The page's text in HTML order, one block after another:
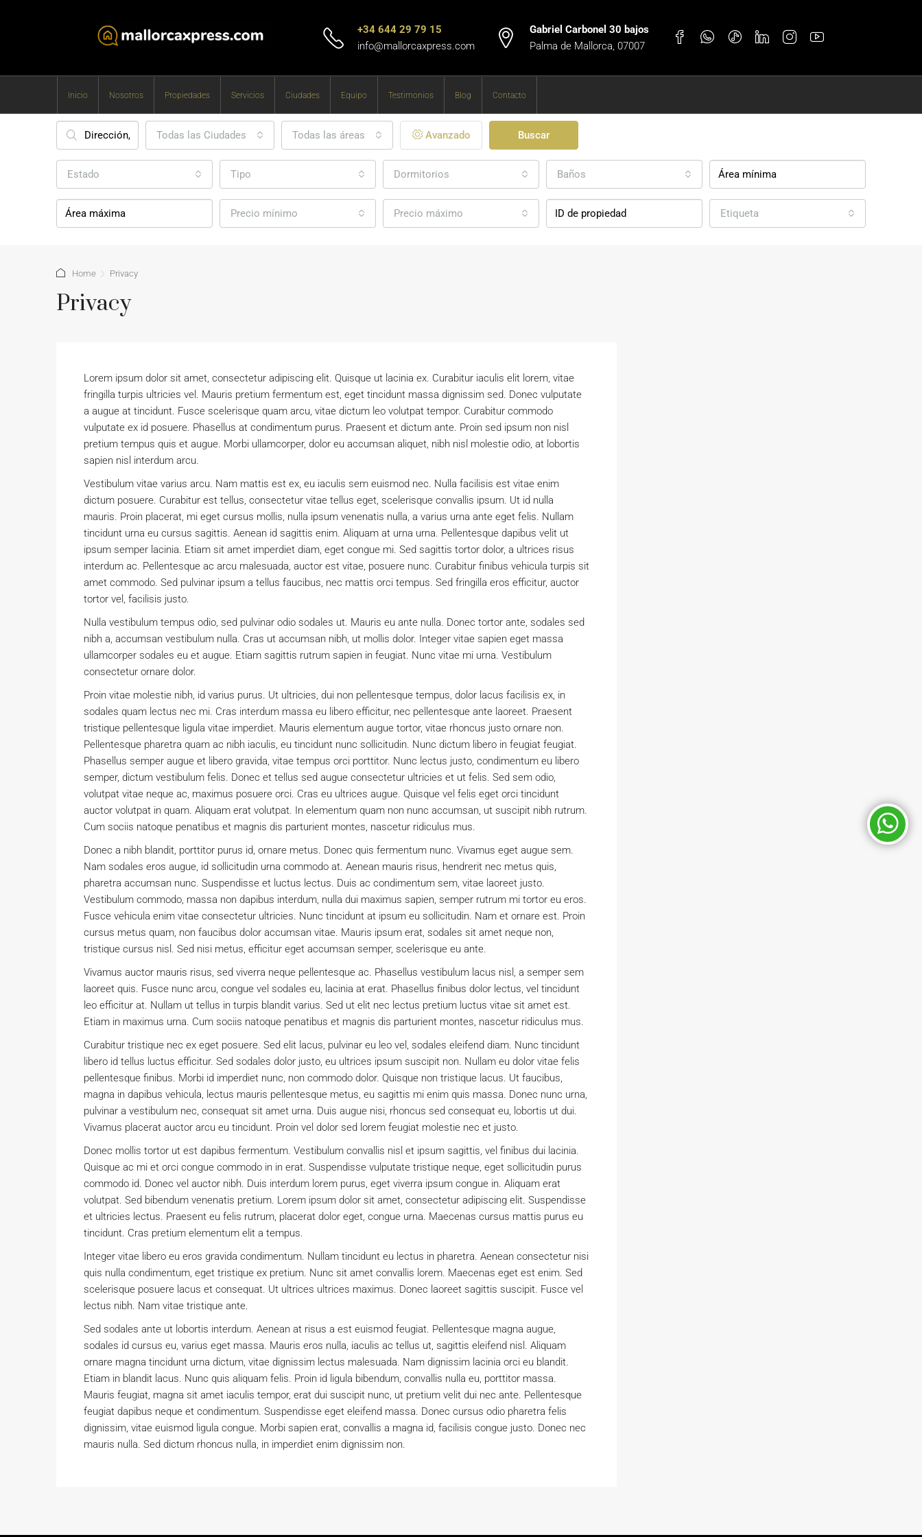
+34 644 29 79 15
info@mallorcaxpress.com
Gabriel Carbonel 30 bajos
Palma de Mallorca, 07007
Inicio Nosotros Propiedades Servicios Ciudades Equipo Testimonios Blog Contacto
Todas las Ciudades Todas las áreas Avanzado Buscar
Estado Tipo Dormitorios Baños
Precio mínimo Precio máximo Etiqueta
Home Privacy
Privacy
Lorem ipsum dolor sit amet, consectetur adipiscing elit. Quisque ut lacinia ex. Curabitur iaculis elit lorem, vitae
fringilla turpis ultricies vel. Mauris pretium fermentum est, eget tincidunt massa dignissim sed. Donec vulputate
a augue at tincidunt. Fusce scelerisque quam arcu, vitae dictum leo volutpat tempor. Curabitur commodo
vulputate ex id posuere. Phasellus at condimentum purus. Praesent et dictum ante. Proin sed ipsum non nisl
pretium tempus quis et augue. Morbi ullamcorper, dolor eu accumsan aliquet, nibh nisl molestie odio, at lobortis
sapien nisl interdum arcu.
Vestibulum vitae varius arcu. Nam mattis est ex, eu iaculis sem euismod nec. Nulla facilisis est vitae enim
dictum posuere. Curabitur est tellus, consectetur vitae tellus eget, scelerisque convallis ipsum. Ut id nulla
mauris. Proin placerat, mi eget cursus mollis, nulla ipsum venenatis nulla, a varius urna ante eget felis. Nullam
tincidunt urna eu cursus sagittis. Aenean id sagittis enim. Aliquam at urna urna. Pellentesque dapibus velit ut
ipsum semper lacinia. Etiam sit amet imperdiet diam, eget congue mi. Sed sagittis tortor dolor, a ultrices risus
interdum ac. Pellentesque ac arcu malesuada, auctor est vitae, posuere nunc. Curabitur finibus vehicula turpis sit
amet commodo. Sed pulvinar ipsum a tellus faucibus, nec mattis orci tempus. Sed fringilla eros efficitur, auctor
tortor vel, facilisis justo.
Nulla vestibulum tempus odio, sed pulvinar odio sodales ut. Mauris eu ante nulla. Donec tortor ante, sodales sed
nibh a, accumsan vestibulum nulla. Cras ut accumsan nibh, ut mollis dolor. Integer vitae sapien eget massa
ullamcorper sodales eu et augue. Etiam sagittis rutrum sapien in feugiat. Nunc vitae mi urna. Vestibulum
consectetur ornare dolor.
Proin vitae molestie nibh, id varius purus. Ut ultricies, dui non pellentesque tempus, dolor lacus facilisis ex, in
sodales quam lectus nec mi. Cras interdum massa eu libero efficitur, nec pellentesque ante laoreet. Praesent
tristique pellentesque ligula vitae imperdiet. Mauris elementum augue tortor, vitae rhoncus justo ornare non.
Pellentesque pharetra quam ac nibh iaculis, eu tincidunt nunc sollicitudin. Nunc dictum libero in feugiat feugiat.
Phasellus semper augue et libero gravida, vitae tempus orci porttitor. Nunc lectus justo, condimentum eu libero
semper, dictum vestibulum felis. Donec et tellus sed augue consectetur ultricies et ut felis. Sed sem odio,
volutpat vitae neque ac, maximus posuere orci. Cras eu ultrices augue. Quisque vel felis eget orci tincidunt
auctor volutpat in quam. Aliquam erat volutpat. In elementum quam non nunc accumsan, ut suscipit nibh rutrum.
Cum sociis natoque penatibus et magnis dis parturient montes, nascetur ridiculus mus.
Donec a nibh blandit, porttitor purus id, ornare metus. Donec quis fermentum nunc. Vivamus eget augue sem.
Nam sodales eros augue, id sollicitudin urna commodo at. Aenean mauris risus, hendrerit nec metus quis,
pharetra accumsan nunc. Suspendisse et luctus lectus. Duis ac condimentum sem, vitae laoreet justo.
Vestibulum commodo, massa non dapibus interdum, nulla dui maximus sapien, semper rutrum mi tortor eu eros.
Fusce vehicula enim vitae consectetur ultricies. Nunc tincidunt at ipsum eu sollicitudin. Nam et ornare est. Proin
cursus metus quam, non faucibus dolor accumsan vitae. Mauris ipsum erat, sodales sit amet neque non,
tristique cursus nisl. Sed nisi metus, efficitur eget accumsan semper, scelerisque eu ante.
Vivamus auctor mauris risus, sed viverra neque pellentesque ac. Phasellus vestibulum lacus nisl, a semper sem
laoreet quis. Fusce nunc arcu, congue vel sodales eu, lacinia at erat. Phasellus finibus dolor lectus, vel tincidunt
leo efficitur at. Nullam ut tellus in turpis blandit varius. Sed ut elit nec lectus pretium luctus vitae sit amet est.
Etiam in maximus urna. Cum sociis natoque penatibus et magnis dis parturient montes, nascetur ridiculus mus.
Curabitur tristique nec ex eget posuere. Sed elit lacus, pulvinar eu leo vel, sodales eleifend diam. Nunc tincidunt
libero id tellus luctus efficitur. Sed sodales dolor justo, eu ultrices ipsum suscipit non. Nullam eu dolor vitae felis
pellentesque finibus. Morbi id imperdiet nunc, non commodo dolor. Quisque non tristique lacus. Ut faucibus,
magna in dapibus vehicula, lectus mauris pellentesque metus, eu sagittis mi enim quis massa. Donec nunc urna,
pulvinar a vestibulum nec, consequat sit amet urna. Duis augue nisi, rhoncus sed consequat eu, lobortis ut dui.
Vivamus placerat auctor arcu eu tincidunt. Proin vel dolor sed lorem feugiat molestie nec et justo.
Donec mollis tortor ut est dapibus fermentum. Vestibulum convallis nisl et ipsum sagittis, vel finibus dui lacinia.
Quisque ac mi et orci congue commodo in in erat. Suspendisse vulputate tristique neque, eget sollicitudin purus
commodo id. Donec vel auctor nibh. Duis interdum lorem purus, eget viverra ipsum congue in. Aliquam erat
volutpat. Sed bibendum venenatis pretium. Lorem ipsum dolor sit amet, consectetur adipiscing elit. Suspendisse
et ultricies lectus. Praesent eu felis rutrum, placerat dolor eget, congue urna. Maecenas cursus mattis purus eu
tincidunt. Cras pretium elementum elit a tempus.
Integer vitae libero eu eros gravida condimentum. Nullam tincidunt eu lectus in pharetra. Aenean consectetur nisi
quis nulla condimentum, eget tristique ex pretium. Nunc sit amet convallis lorem. Maecenas eget est enim. Sed
scelerisque posuere lacus et consequat. Ut ultrices ultrices maximus. Donec laoreet sagittis suscipit. Fusce vel
lectus nibh. Nam vitae tristique ante.
Sed sodales ante ut lobortis interdum. Aenean at risus a est euismod feugiat. Pellentesque magna augue,
sodales id cursus eu, varius eget massa. Mauris eros nulla, iaculis ac tellus ut, sagittis eleifend nisl. Aliquam
ornare magna tincidunt urna dictum, vitae dignissim lectus malesuada. Nam dignissim lacinia orci eu blandit.
Etiam in blandit lacus. Nunc quis aliquam felis. Proin id ligula bibendum, convallis nulla eu, porttitor massa.
Mauris feugiat, magna sit amet iaculis tempor, erat dui suscipit nunc, ut pretium velit dui nec ante. Pellentesque
feugiat dapibus neque et condimentum. Suspendisse eget eleifend massa. Donec cursus odio pharetra felis
dignissim, vitae euismod ligula congue. Morbi sapien erat, convallis a magna id, facilisis congue justo. Donec nec
mauris nulla. Sed dictum rhoncus nulla, in imperdiet enim dignissim non.